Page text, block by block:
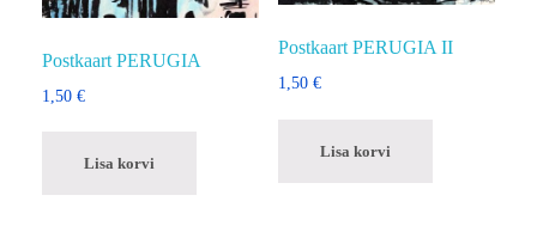
Postkaart PERUGIA
1,50 €
Lisa korvi
Postkaart PERUGIA II
1,50 €
Lisa korvi